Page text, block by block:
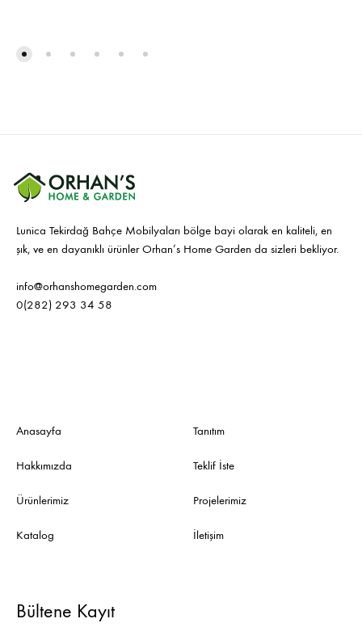
Lunica Tekirdağ Bahçe Mobilyaları bölge bayi olarak en kaliteli, en
şık, ve en dayanıklı ürünler Orhan’s Home Garden da sizleri bekliyor.
info@orhanshomegarden.com
0(282) 293 34 58
Anasayfa
Hakkımızda
Ürünlerimiz
Katalog
Tanıtım
Teklif İste
Projelerimiz
İletişim
Bültene Kayıt